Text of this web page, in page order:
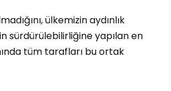
ülkemizin aydınlık
sürdürülebilirliğine yapılan en
tüm tarafları bu ortak